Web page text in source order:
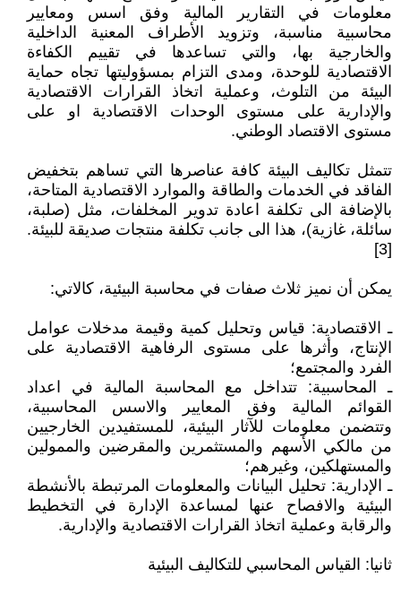
معلومات في التقارير المالية وفق اسس ومعايير
محاسبية مناسبة، وتزويد الأطراف المعنية الداخلية
والخارجية بها، والتي تساعدها في تقييم الكفاءة
الاقتصادية للوحدة، ومدى التزام بمسؤوليتها تجاه حماية
البيئة من التلوث، وعملية اتخاذ القرارات الاقتصادية
والإدارية على مستوى الوحدات الاقتصادية او على
مستوى الاقتصاد الوطني.
تتمثل تكاليف البيئة كافة عناصرها التي تساهم بتخفيض
الفاقد في الخدمات والطاقة والموارد الاقتصادية المتاحة،
بالإضافة الى تكلفة اعادة تدوير المخلفات، مثل (صلبة،
سائلة، غازية)، هذا الى جانب تكلفة منتجات صديقة للبيئة.
[3]
يمكن أن نميز ثلاث صفات في محاسبة البيئية، كالاتي:
ـ الاقتصادية: قياس وتحليل كمية وقيمة مدخلات عوامل
الإنتاج، وأثرها على مستوى الرفاهية الاقتصادية على
الفرد والمجتمع؛
ـ المحاسبية: تتداخل مع المحاسبة المالية في اعداد
القوائم المالية وفق المعايير والاسس المحاسبية،
وتتضمن معلومات للآثار البيئية، للمستفيدين الخارجيين
من مالكي الأسهم والمستثمرين والمقرضين والممولين
والمستهلكين، وغيرهم؛
ـ الإدارية: تحليل البيانات والمعلومات المرتبطة بالأنشطة
البيئية والافصاح عنها لمساعدة الإدارة في التخطيط
والرقابة وعملية اتخاذ القرارات الاقتصادية والإدارية.
ثانيا: القياس المحاسبي للتكاليف البيئية